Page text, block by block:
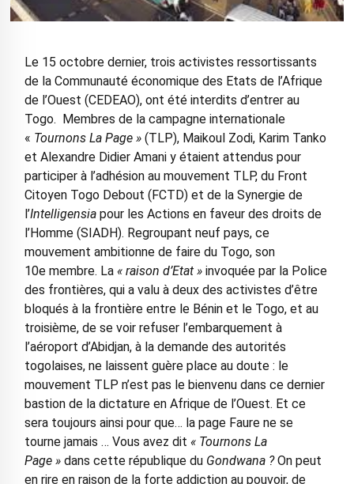
Le 15 octobre dernier, trois activistes ressortissants
de la Communauté économique des Etats de l’Afrique
de l’Ouest (CEDEAO), ont été interdits d’entrer au
Togo. Membres de la campagne internationale
« Tournons La Page »(TLP), Maikoul Zodi, Karim Tanko
et Alexandre Didier Amani y étaient attendus pour
participer à l’adhésion au mouvement TLP, du Front
Citoyen Togo Debout (FCTD) et de la Synergie de
l’Intelligensia pour les Actions en faveur des droits de
l’Homme (SIADH). Regroupant neuf pays, ce
mouvement ambitionne de faire du Togo, son
10e membre. La « raison d’Etat »invoquée par la Police
des frontières, qui a valu à deux des activistes d’être
bloqués à la frontière entre le Bénin et le Togo, et au
troisième, de se voir refuser l’embarquement à
l’aéroport d’Abidjan, à la demande des autorités
togolaises, ne laissent guère place au doute : le
mouvement TLP n’est pas le bienvenu dans ce dernier
bastion de la dictature en Afrique de l’Ouest. Et ce
sera toujours ainsi pour que… la page Faure ne se
tourne jamais … Vous avez dit « Tournons La
Page » dans cette république du Gondwana ?On peut
en rire en raison de la forte addiction au pouvoir, de